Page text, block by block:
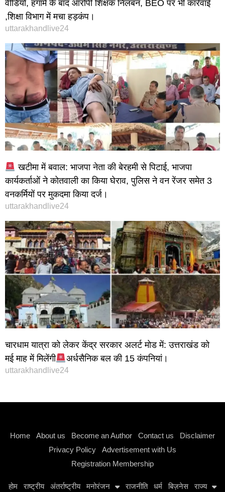
वीडियो, हंगामे के बाद आरोपी शिक्षक निलंबन, BEO पर भी कार्रवाई
,शिक्षा विभाग में मचा हड़कंप।
uttarakhandlive24
खटीमा में बवाल: भाजपा नेता की बेरहमी से पिटाई, भाजपा
कार्यकर्ताओं ने कोतवाली का किया घेराव, पुलिस ने वन रेंजर समेत 3
वनकर्मियों पर मुकदमा किया दर्ज।
uttarakhandlive24
चारधाम यात्रा को लेकर केंद्र सरकार अलर्ट मोड में: उत्तराखंड को
मई माह में मिलेंगी
अर्धसैनिक बल की 15 कंपनियां।
uttarakhandlive24
Home About us Become an Author Contact us
Disclaimer
Privacy Policy
Advertisement with Us
Registration Membership
होम राष्ट्रीय अंतर्राष्ट्रीय मनोरंजन राजनीति धर्म बिज़नेस राज्य